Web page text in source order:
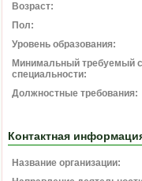
Возраст:
Пол:
Уровень образования:
Минимальный требуемый
специальности:
Должностные требования:
Контактная
Название организации: